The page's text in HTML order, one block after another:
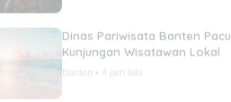
Dinas Pariwisata Banten Pacu
Kunjungan Wisatawan Lokal
Banten • 4 jam lalu